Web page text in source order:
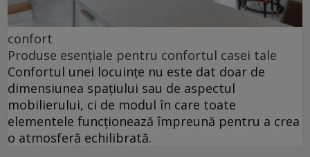
confort
Produse esențiale pentru confortul casei tale
Confortul unei locuințe nu este dat doar de
dimensiunea spațiului sau de aspectul
mobilierului, ci de modul în care toate
elementele funcționează împreună pentru a crea
o atmosferă echilibrată.